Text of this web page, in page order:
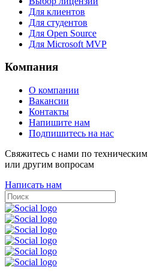
Для клиентов
Для студентов
Для Open Source
Для Microsoft MVP
Компания
О компании
Вакансии
Контакты
Напишите нам
Подпишитесь на нас
Свяжитесь с нами по техническим
или другим вопросам
Написать нам